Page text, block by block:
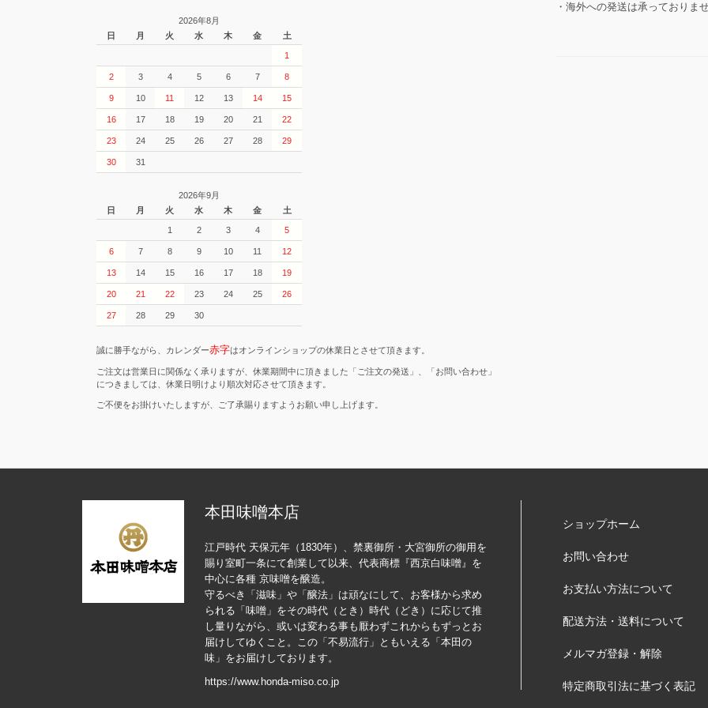
・海外への発送は承っておりま
2026年8月
日
月 火 水 木 金 土
1
2 3 4 5 6 7 8
9 10 11 12 13 14 15
16 17 18 19 20 21 22
23 24 25 26 27 28 29
30 31
2026年9月
日
月 火 水 木 金 土
1 2 3 4 5
6 7 8 9 10 11 12
13 14 15 16 17 18 19
20 21 22 23 24 25 26
27 28 29 30
誠に勝手ながら、カレンダー赤字はオンラインショップの休業日とさせて頂きます。
ご注文は営業日に関係なく承りますが、休業期間中に頂きました「ご注文の発送」、「お問い合わせ」
につきましては、休業日明けより順次対応させて頂きます。
ご不便をお掛けいたしますが、ご了承賜りますようお願い申し上げます。
本田味噌本店
江戸時代 天保元年（1830年）、禁裏御所・大宮御所の御用を
賜り室町一条にて創業して以来、代表商標『西京白味噌』を
中心に各種 京味噌を醸造。
守るべき「滋味」や「醸法」は頑なにして、お客様から求め
られる「味噌」をその時代（とき）時代（どき）に応じて推
し量りながら、或いは変わる事も厭わずこれからもずっとお
届けしてゆくこと。この「不易流行」ともいえる「本田の
味」をお届けしております。
https://www.honda-miso.co.jp
ショップホーム
お問い合わせ
お支払い方法について
配送方法・送料について
メルマガ登録・解除
特定商取引法に基づく表記